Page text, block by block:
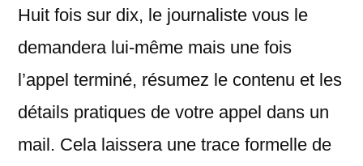
Huit fois sur dix, le journaliste vous le
demandera lui-même mais une fois
l’appel terminé, résumez le contenu et les
détails pratiques de votre appel dans un
mail. Cela laissera une trace formelle de